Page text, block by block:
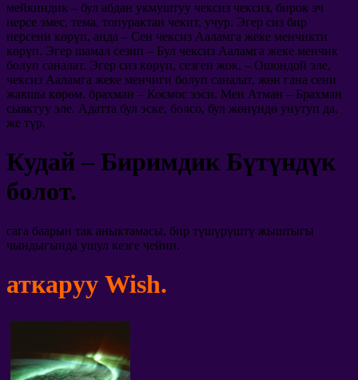
мейкиндик – бул абдан укмуштуу чексиз чексиз, бирок эч
нерсе эмес, тема, топурактан чекит, учур. Эгер сиз бир
нерсени көрүп, анда – Сен чексиз Ааламга жеке менчикти
көрүп. Эгер шамал сезип – Бул чексиз Ааламга жеке менчик
болуп саналат. Эгер сиз көрүп, сезген жок, – Ошондой эле,
чексиз Ааламга жеке менчиги болуп саналат, жөн гана сени
жакшы көрөм. брахман – Космос ээси. Мен Атман – Брахман
сыяктуу эле. Адатта бул эске, болсо, бул жөнүндө унутуп да,
же түр.
Кудай – Биримдик Бүтүндүк
болот.
сага баарын так аныктамасы, бир түшүрүштү жыштыгы
чындыгында ушул кезге чейин.
аткаруу Wish.